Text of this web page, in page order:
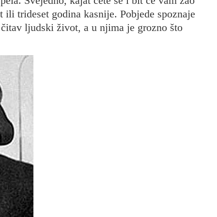
ili trideset godina kasnije. Pobjede spoznaje
ljudski život, a u njima je grozno što